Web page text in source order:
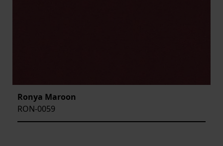
Ronya Maroon
RON-0059